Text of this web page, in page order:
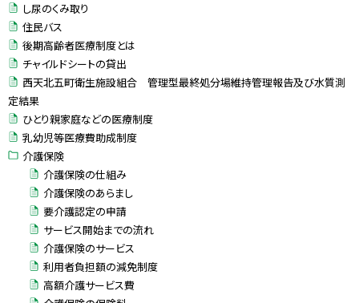
し尿のくみ取り
住民バス
後期高齢者医療制度とは
チャイルドシートの貸出
西天北五町衛生施設組合 管理型最終処分場維持管理報告及び水質測
定結果
ひとり親家庭などの医療制度
乳幼児等医療費助成制度
介護保険
介護保険の仕組み
介護保険のあらまし
要介護認定の申請
サービス開始までの流れ
介護保険のサービス
利用者負担額の減免制度
高額介護サービス費